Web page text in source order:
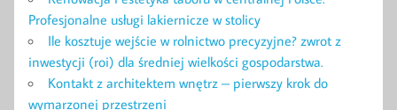
Profesjonalne usługi lakiernicze w stolicy
Ile kosztuje wejście w rolnictwo precyzyjne? zwrot z
inwestycji (roi) dla średniej wielkości gospodarstwa.
Kontakt z architektem wnętrz – pierwszy krok do
wymarzonej przestrzeni